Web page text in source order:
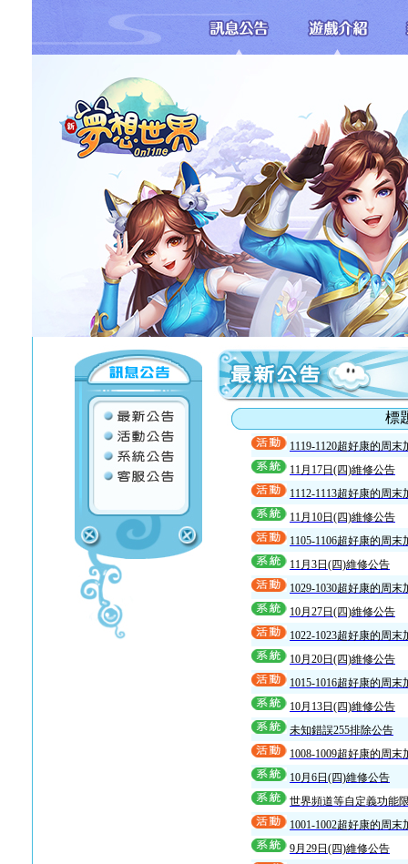
標
1119-1120超好康的周末
11月17日(四)維修公告
1112-1113超好康的周末
11月10日(四)維修公告
1105-1106超好康的周末
11月3日(四)維修公告
1029-1030超好康的周末
10月27日(四)維修公告
1022-1023超好康的周末
10月20日(四)維修公告
1015-1016超好康的周末
10月13日(四)維修公告
未知錯誤255排除公告
1008-1009超好康的周末
10月6日(四)維修公告
世界頻道等自定義功能
1001-1002超好康的周末
9月29日(四)維修公告